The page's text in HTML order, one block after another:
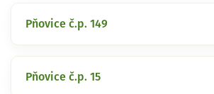
Pňovice č.p. 149
Pňovice č.p. 15